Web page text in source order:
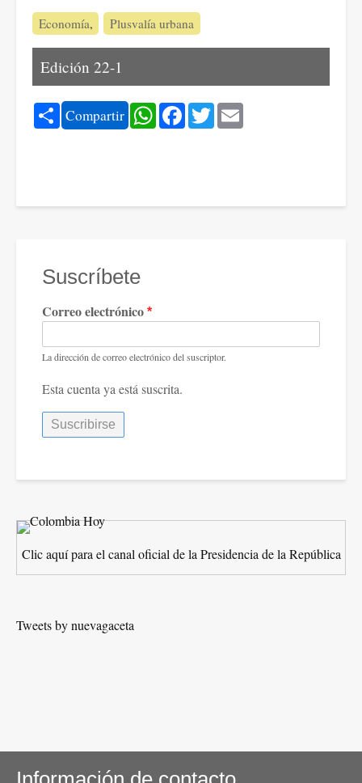
Economía Plusvalía urbana
Edición 22-1
Share
Compartir WhatsApp
Facebook
Twitter
Suscríbete
Correo electrónico
La dirección de correo electrónico del suscriptor.
Esta cuenta ya está suscrita.
Clic aquí para el canal oficial de la Presidencia de la República
Tweets by nuevagaceta